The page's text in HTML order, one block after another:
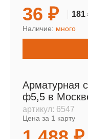
36 ₽ 181
Наличие: много
Арматурная
ф5,5 в
артикул: 6547
Цена за 1 карту